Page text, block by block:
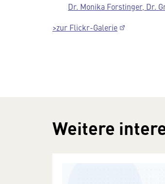
Dr. Monika Forstinger, Dr.
>zur Flickr-Galerie
Weitere